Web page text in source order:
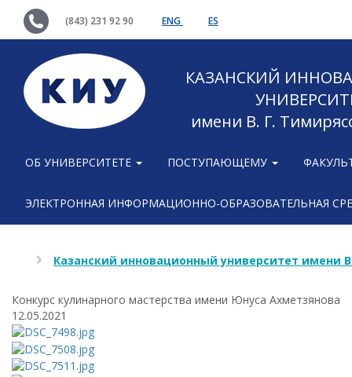
(843) 231 92 90 ENG ES
КАЗАНСКИЙ
имени В. Г.
ОБ УНИВЕРСИТЕТЕ ПОСТУПАЮЩЕМУ
ЭЛЕКТРОННАЯ ИНФОРМАЦИОННО-ОБРАЗОВАТЕЛЬНАЯ
Казанский инновационный университет имени
Конкурс кулинарного мастерства имени Юнуса Ахметзянова
12.05.2021